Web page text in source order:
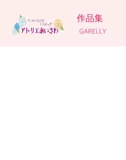
作品集
GARELLY